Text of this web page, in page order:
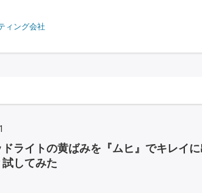
ィング会社
ライトの黄ばみを『ムヒ』でキレイ
してみた